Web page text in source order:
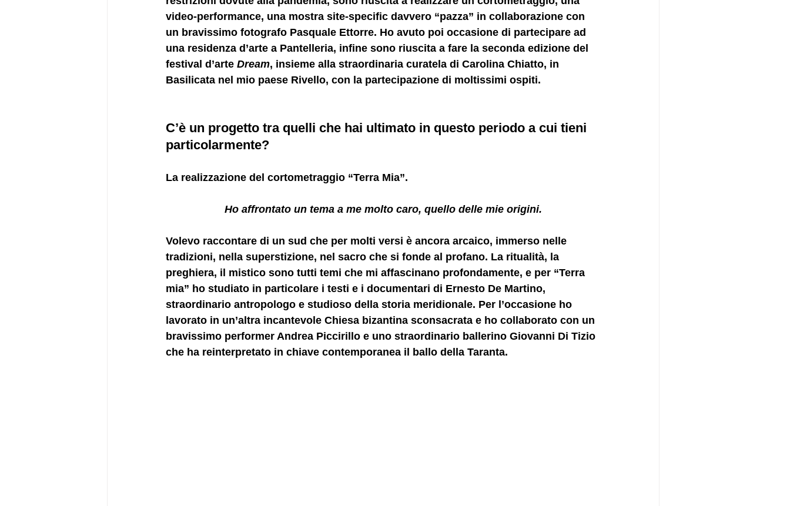
video-performance, una mostra site-specific davvero “pazza” in collaborazione con
un bravissimo fotografo Pasquale Ettorre. Ho avuto poi occasione di partecipare ad
una residenza d’arte a Pantelleria, infine sono riuscita a fare la seconda edizione del
festival d’arte Dream, insieme alla straordinaria curatela di Carolina Chiatto, in
Basilicata nel mio paese Rivello, con la partecipazione di moltissimi ospiti.
C’è un progetto tra quelli che hai ultimato in questo periodo a cui tieni
particolarmente?
La realizzazione del cortometraggio “Terra Mia”.
Ho affrontato un tema a me molto caro, quello delle mie origini.
Volevo raccontare di un sud che per molti versi è ancora arcaico, immerso nelle
tradizioni, nella superstizione, nel sacro che si fonde al profano. La ritualità, la
preghiera, il mistico sono tutti temi che mi affascinano profondamente, e per “Terra
mia” ho studiato in particolare i testi e i documentari di Ernesto De Martino,
straordinario antropologo e studioso della storia meridionale. Per l’occasione ho
lavorato in un’altra incantevole Chiesa bizantina sconsacrata e ho collaborato con un
bravissimo performer Andrea Piccirillo e uno straordinario ballerino Giovanni Di Tizio
che ha reinterpretato in chiave contemporanea il ballo della Taranta.